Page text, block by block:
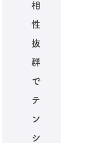
相
性
抜
群
で
テ
ン
シ